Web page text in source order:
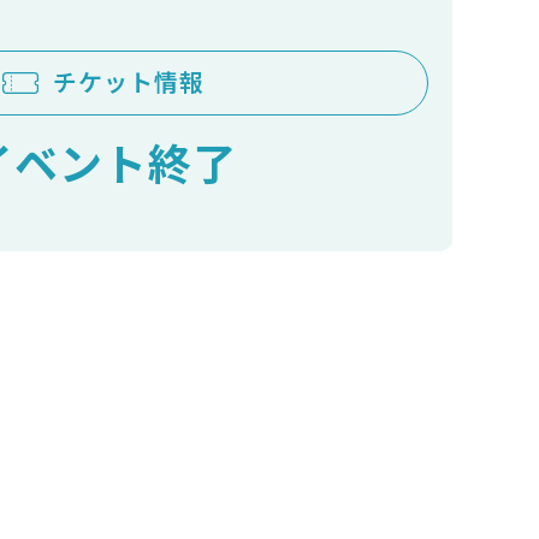
チケット情報
ベント終了